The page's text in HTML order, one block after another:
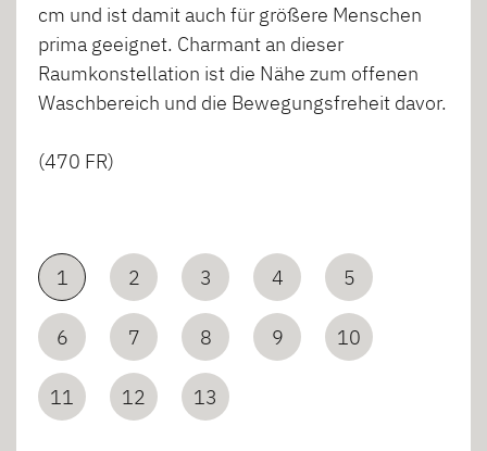
cm und ist damit auch für größere Menschen
prima geeignet. Charmant an dieser
Raumkonstellation ist die Nähe zum offenen
Waschbereich und die Bewegungsfreheit davor.
(470 FR)
1 2 3 4 5
6 7 8 9 10
11 12 13